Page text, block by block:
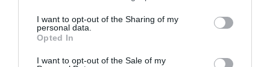
I want to opt-out of the Sharing of my
personal data.
Opted In
I want to opt-out of the Sale of my